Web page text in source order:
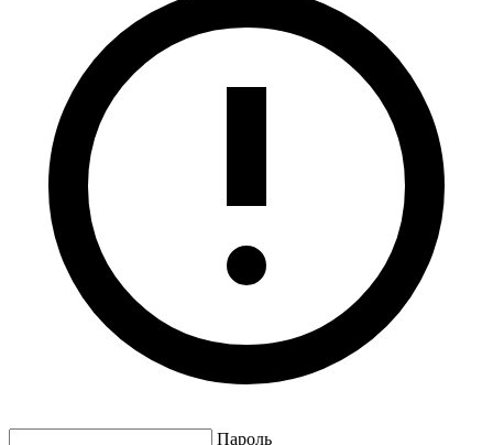
Пароль